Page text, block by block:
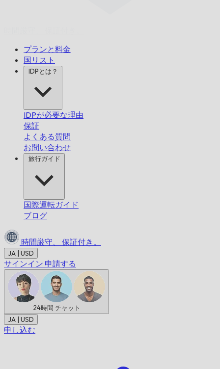
プランと料金
国リスト
IDPとは？
IDPが必要な理由
保証
よくある質問
お問い合わせ
旅行ガイド
国際運転ガイド
ブログ
時間厳守、 保証付き。
JA | USD
サインイン 申請する
24時間 チャット
JA | USD
申し込む